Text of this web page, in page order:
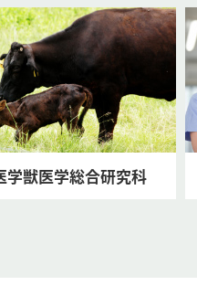
学獣医学総合研究科